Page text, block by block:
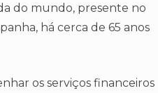
do mundo, presente no
há cerca de 65 anos
os serviços financeiros